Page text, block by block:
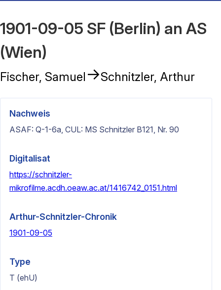
1901-09-05 SF (Berlin) an AS
(Wien)
Fischer, Samuel →Schnitzler, Arthur
Nachweis
ASAF: Q-1-6a, CUL: MS Schnitzler B121, Nr. 90
Digitalisat
https://schnitzler-
mikrofilme.acdh.oeaw.ac.at/1416742_0151.html
Arthur-Schnitzler-Chronik
1901-09-05
Type
T (ehU)